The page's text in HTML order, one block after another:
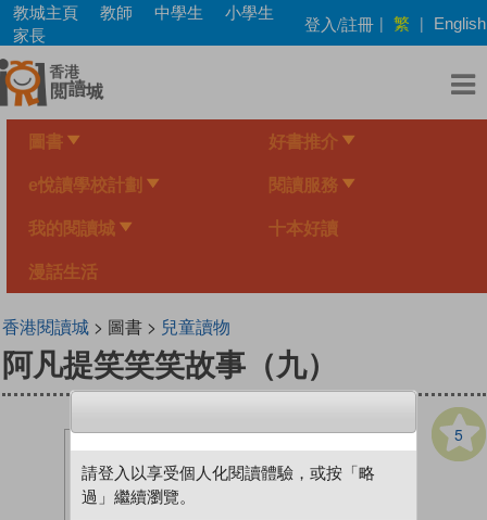
Skip
main
content
教城主頁 教師 中學生
小學生
家長
登入/註冊 | 繁 | English
圖書 好書推介
e悅讀學校計劃 閱讀服務
我的閱讀城 十本好讀
漫話生活
香港閱讀城> 圖書 > 兒童讀物
阿凡提笑笑笑故事（九）
5
請登入以享受個人化閱讀體驗，或按「略
過」繼續瀏覽。